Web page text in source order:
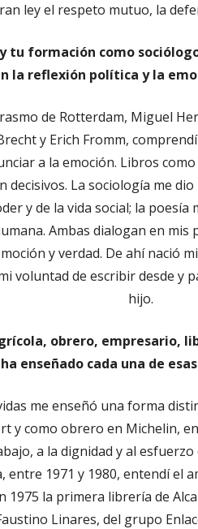
ley el respeto mutuo, la
tu formación como
la reflexión política y la
de Rotterdam, Miguel
y Erich Fromm,
a la emoción. Libros
decisivos. La sociología me
y de la vida social; la
Ambas dialogan en mis
y verdad. De ahí nació
voluntad de escribir desde y
hijo.
obrero, empresario,
enseñado cada una de
me enseñó una forma
y como obrero en Michelin,
a la dignidad y al
entre 1971 y 1980, entendí el
1975 la primera librería de
Linares, del grupo